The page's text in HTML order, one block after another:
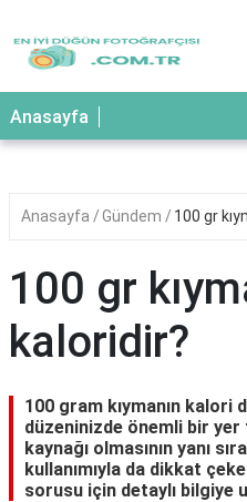
Anasayfa
Anasayfa Gündem 100 gr
100 gr
kaloridir?
100 gram kıymanın kalori
düzeninizde önemli bir yer
kaynağı olmasının yanı
kullanımıyla da dikkat
sorusu için detaylı bilgiye